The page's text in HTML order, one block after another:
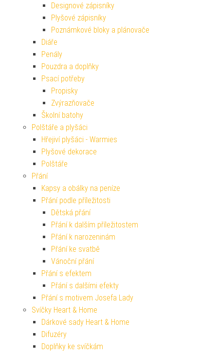
Designové zápisníky
Plyšové zápisníky
Poznámkové bloky a plánovače
Diáře
Penály
Pouzdra a doplňky
Psací potřeby
Propisky
Zvýrazňovače
Školní batohy
Polštáře a plyšáci
Hřejiví plyšáci - Warmies
Plyšové dekorace
Polštáře
Přání
Kapsy a obálky na peníze
Přání podle příležitosti
Dětská přání
Přání k dalším příležitostem
Přání k narozeninám
Přání ke svatbě
Vánoční přání
Přání s efektem
Přání s dalšími efekty
Přání s motivem Josefa Lady
Svíčky Heart & Home
Dárkové sady Heart & Home
Difuzéry
Doplňky ke svíčkám